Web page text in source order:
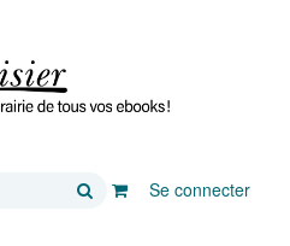
Rechercher
Se connecter